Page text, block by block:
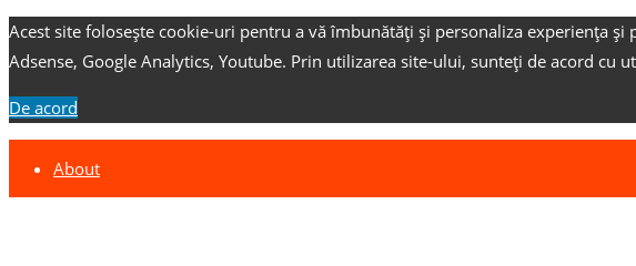
Acest site folosește cookie-uri pentru a vă îmbunătăți și personaliza experiența și
Adsense, Google Analytics, Youtube. Prin utilizarea site-ului, sunteți de acord cu
De acord
About